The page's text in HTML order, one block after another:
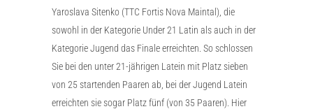
Yaroslava Sitenko (TTC Fortis Nova Maintal), die
sowohl in der Kategorie Under 21 Latin als auch in der
Kategorie Jugend das Finale erreichten. So schlossen
Sie bei den unter 21-jährigen Latein mit Platz sieben
von 25 startenden Paaren ab, bei der Jugend Latein
erreichten sie sogar Platz fünf (von 35 Paaren). Hier